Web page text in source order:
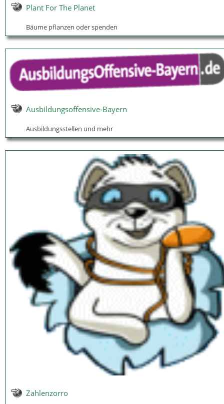
Plant For The Planet
Bäume pflanzen oder spenden
Ausbildungsoffensive-Bayern
Ausbildungsstellen und mehr
Zahlenzorro